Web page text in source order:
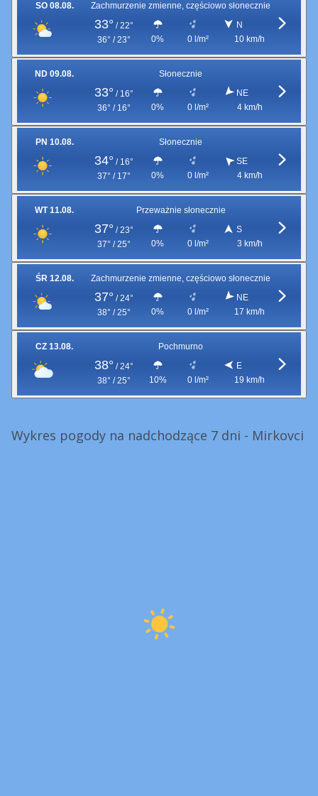
SO 08.08. Zachmurzenie zmienne, częściowo słonecznie
33° / 22°
36° / 23°
0% 0 l/m²
N
10 km/h
ND 09.08. Słonecznie
33° / 16°
36° / 16°
0% 0 l/m²
NE
4 km/h
PN 10.08. Słonecznie
34° / 16°
37° / 17°
0% 0 l/m²
SE
4 km/h
WT 11.08. Przeważnie słonecznie
37° / 23°
37° / 25°
0% 0 l/m²
S
3 km/h
ŚR 12.08. Zachmurzenie zmienne, częściowo słonecznie
37° / 24°
38° / 25°
0% 0 l/m²
NE
17 km/h
CZ 13.08. Pochmurno
38° / 24°
38° / 25°
10% 0 l/m²
E
19 km/h
Wykres pogody na nadchodzące 7 dni - Mirkovci